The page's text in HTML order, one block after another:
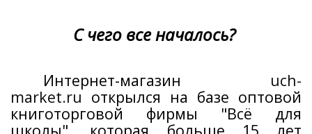
С чего все началось?
Интернет-магазин uch-
market.ru открылся на базе оптовой
книготорговой фирмы "Всё для